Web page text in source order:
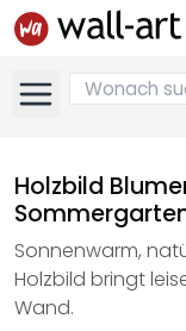
Holzbild
Sonnenwarm,
Holzbild bringt
Wand.